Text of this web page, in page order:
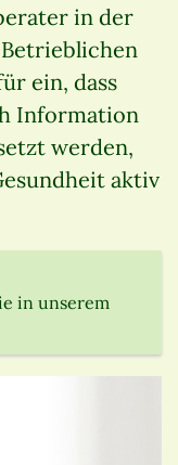
in der
ein, dass
Information
werden,
aktiv
in unserem